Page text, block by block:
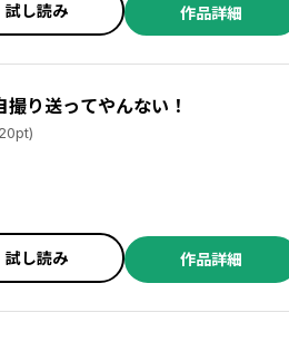
試し読み 作品詳細
撮り送ってやんない！
試し読み 作品詳細